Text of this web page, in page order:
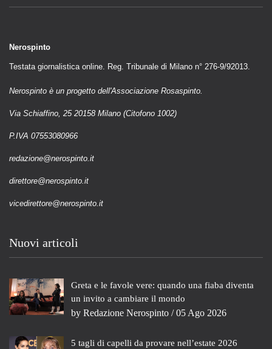
Nerospinto
Testata giornalistica online. Reg. Tribunale di Milano n° 276-9/92013.
Nerospinto è un progetto dell'Associazione Rosaspinto.
Via Schiaffino, 25 20158 Milano (Citofono 1002)
P.IVA 07553080966
redazione@nerospinto.it
direttore@nerospinto.it
vicedirettore@nerospinto.it
Nuovi articoli
Greta e le favole vere: quando una fiaba diventa
un invito a cambiare il mondo
by Redazione Nerospinto / 05 Ago 2026
5 tagli di capelli da provare nell’estate 2026